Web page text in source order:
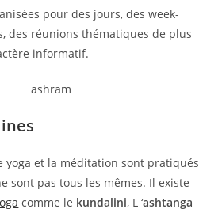
pour des jours, des week-
des réunions thématiques de plus
informatif.
yoga et la méditation sont pratiqués
sont pas tous les mêmes. Il existe
comme le kundalini, L ‘ashtanga